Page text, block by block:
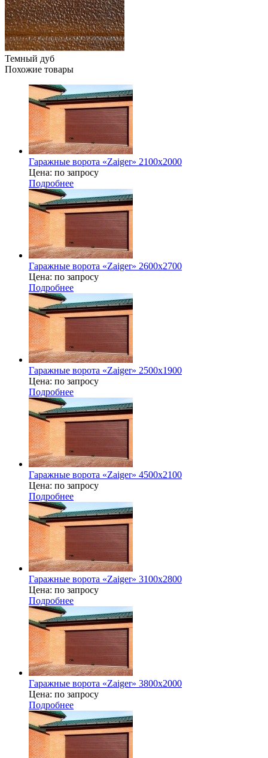
Темный дуб
Похожие товары
Гаражные ворота «Zaiger» 2100х2000
Цена: по запросу
Подробнее
Гаражные ворота «Zaiger» 2600x2700
Цена: по запросу
Подробнее
Гаражные ворота «Zaiger» 2500х1900
Цена: по запросу
Подробнее
Гаражные ворота «Zaiger» 4500х2100
Цена: по запросу
Подробнее
Гаражные ворота «Zaiger» 3100x2800
Цена: по запросу
Подробнее
Гаражные ворота «Zaiger» 3800х2000
Цена: по запросу
Подробнее